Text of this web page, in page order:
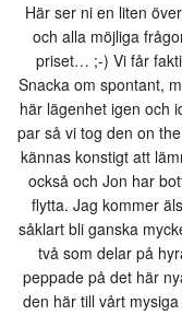
Här ser ni en liten
och alla möjliga
priset… ;-) Vi får
Snacka om spontant,
här lägenhet igen och
par så vi tog den on
kännas konstigt att
också och Jon har
flytta. Jag kommer
såklart bli ganska
två som delar på
peppade på det här
den här till vårt